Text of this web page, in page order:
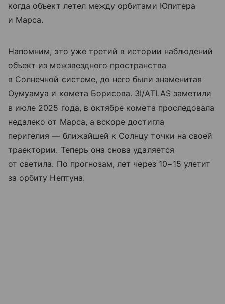
когда объект летел между орбитами Юпитера
и Марса.
Напомним, это уже третий в истории наблюдений
объект из межзвездного пространства
в Солнечной системе, до него были знаменитая
Оумуамуа и комета Борисова. 3I/ATLAS заметили
в июле 2025 года, в октябре комета проследовала
недалеко от Марса, а вскоре достигла
перигелия — ближайшей к Солнцу точки на своей
траектории. Теперь она снова удаляется
от светила. По прогнозам, лет через 10−15 улетит
за орбиту Нептуна.